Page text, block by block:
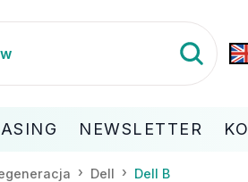
NEWSLETTER
Dell Dell B